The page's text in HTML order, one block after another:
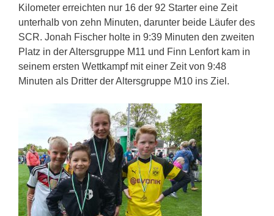
Kilometer erreichten nur 16 der 92 Starter eine Zeit
unterhalb von zehn Minuten, darunter beide Läufer des
SCR. Jonah Fischer holte in 9:39 Minuten den zweiten
Platz in der Altersgruppe M11 und Finn Lenfort kam in
seinem ersten Wettkampf mit einer Zeit von 9:48
Minuten als Dritter der Altersgruppe M10 ins Ziel.